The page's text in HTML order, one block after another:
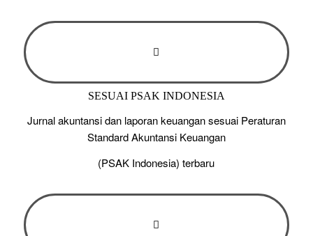
SESUAI PSAK INDONESIA
Jurnal akuntansi dan laporan keuangan sesuai Peraturan
Standard Akuntansi Keuangan
(PSAK Indonesia) terbaru